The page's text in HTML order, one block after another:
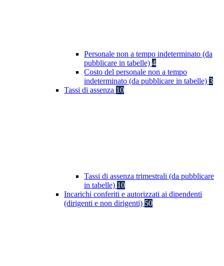
Personale non a tempo indeterminato (da
pubblicare in tabelle) 4
Costo del personale non a tempo
indeterminato (da pubblicare in tabelle) 3
Tassi di assenza 10
Tassi di assenza trimestrali (da pubblicare
in tabelle) 10
Incarichi conferiti e autorizzati ai dipendenti
(dirigenti e non dirigenti) 50